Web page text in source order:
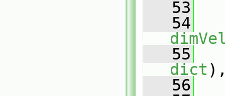
   53
   54
   55
dict
   56